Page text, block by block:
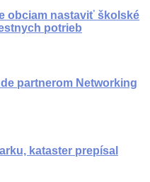
obciam nastaviť školské
potrieb
partnerom Networking
kataster prepísal